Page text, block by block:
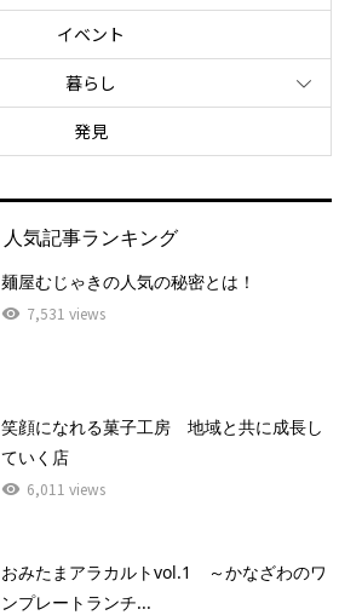
イベント
暮らし
発見
人気記事ランキング
麺屋むじゃきの人気の秘密とは！
7,531 views
笑顔になれる菓子工房 地域と共に成長し
ていく店
6,011 views
おみたまアラカルトvol.1 ～かなざわのワ
ンプレートランチ...